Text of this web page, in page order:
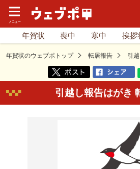
年賀状 喪中 寒中 挨拶
年賀状のウェブポトップ 転居報告 引
引越し報告はがき